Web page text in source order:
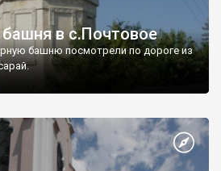
в с.Почтовое
башню посмотрели по дороге из